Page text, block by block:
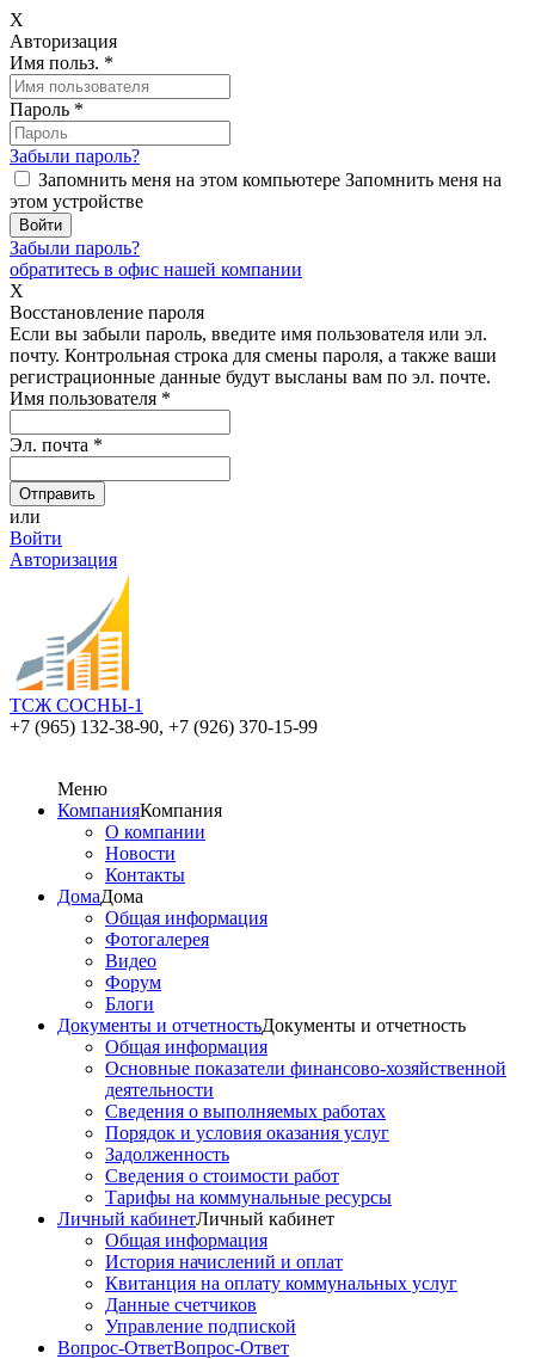
X
Авторизация
Имя польз. *
Пароль *
Забыли пароль?
Запомнить меня на этом компьютере Запомнить меня на
этом устройстве
Забыли пароль?
обратитесь в офис нашей компании
X
Восстановление пароля
Если вы забыли пароль, введите имя пользователя или эл.
почту. Контрольная строка для смены пароля, а также ваши
регистрационные данные будут высланы вам по эл. почте.
Имя пользователя *
Эл. почта *
или
Войти
Авторизация
ТСЖ СОСНЫ-1
+7 (965) 132-38-90, +7 (926) 370-15-99
Меню
КомпанияКомпания
О компании
Новости
Контакты
ДомаДома
Общая информация
Фотогалерея
Видео
Форум
Блоги
Документы и отчетностьДокументы и отчетность
Общая информация
Основные показатели финансово-хозяйственной
деятельности
Сведения о выполняемых работах
Порядок и условия оказания услуг
Задолженность
Сведения о стоимости работ
Тарифы на коммунальные ресурсы
Личный кабинетЛичный кабинет
Общая информация
История начислений и оплат
Квитанция на оплату коммунальных услуг
Данные счетчиков
Управление подпиской
Вопрос-ОтветВопрос-Ответ